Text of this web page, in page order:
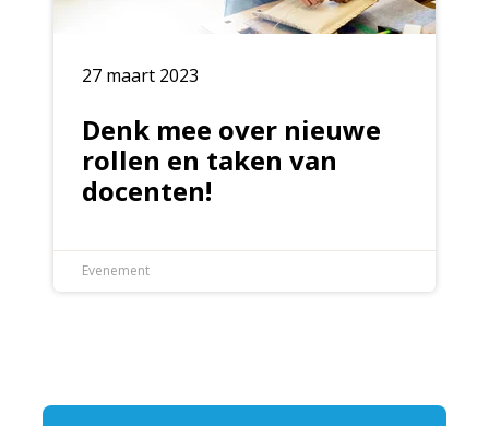
27 maart 2023
Denk mee over nieuwe
rollen en taken van
docenten!
Evenement